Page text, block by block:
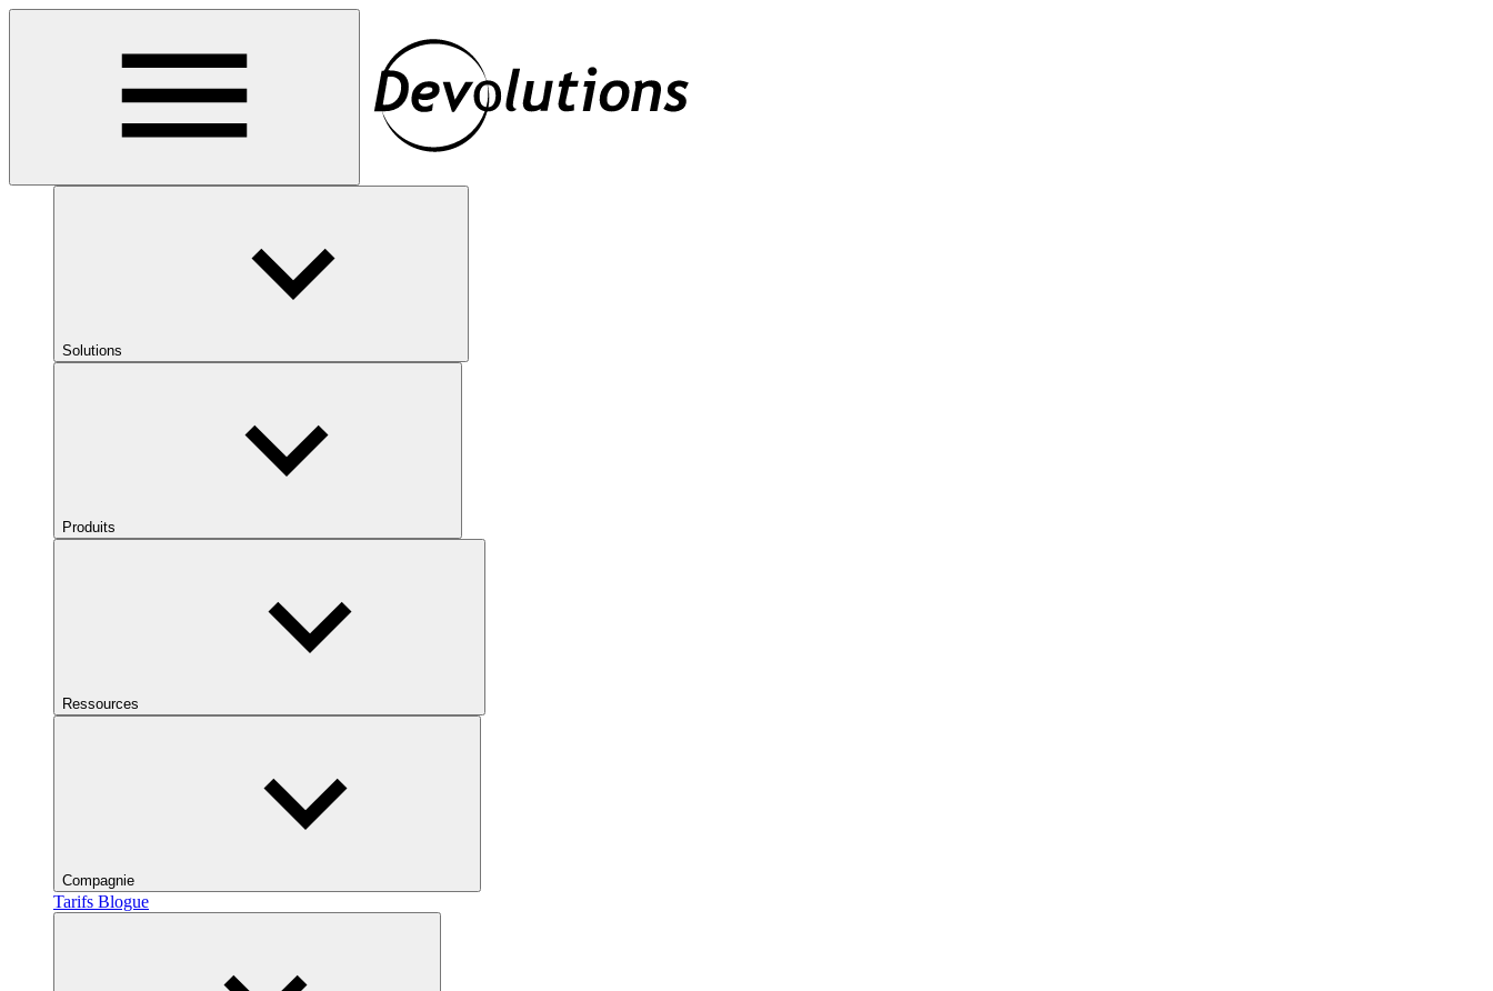
Solutions
Produits
Ressources
Compagnie
Tarifs Blogue